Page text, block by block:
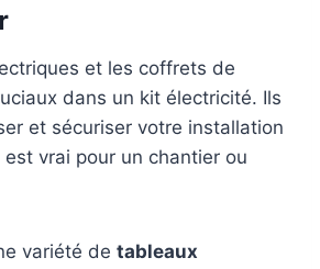
et les coffrets de
dans un kit électricité. Ils
et sécuriser votre installation
vrai pour un chantier ou
variété de tableaux